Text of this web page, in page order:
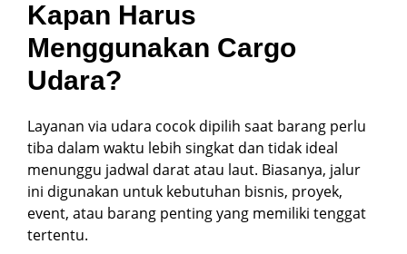
Kapan Harus
Menggunakan Cargo
Udara?
Layanan via udara cocok dipilih saat barang perlu
tiba dalam waktu lebih singkat dan tidak ideal
menunggu jadwal darat atau laut. Biasanya, jalur
ini digunakan untuk kebutuhan bisnis, proyek,
event, atau barang penting yang memiliki tenggat
tertentu.